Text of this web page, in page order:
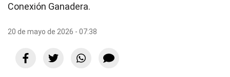
Conexión Ganadera.
20 de mayo de 2026 - 07:38